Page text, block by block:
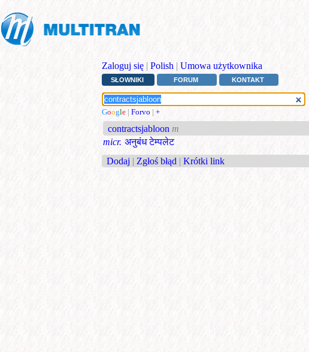
Zaloguj się | Polish | Umowa użytkownika
SŁOWNIKI FORUM KONTAKT
Google | Forvo | +
contractsjabloon m
micr. अनुबंध टेम्‍पलेट
Dodaj | Zgłoś błąd | Krótki link